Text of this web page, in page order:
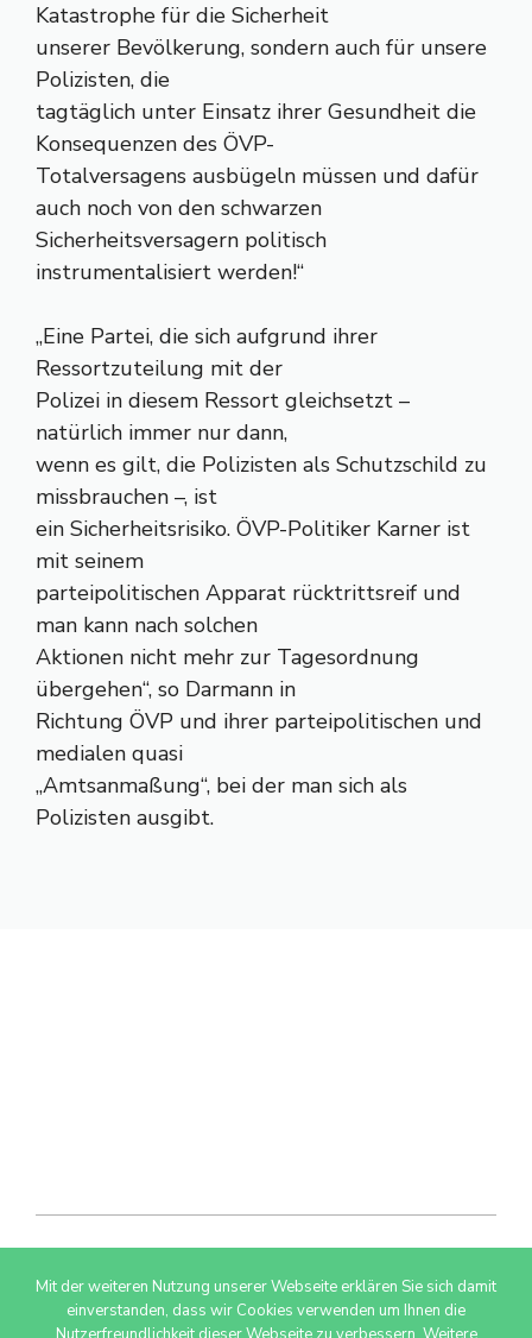
Katastrophe für die Sicherheit
unserer Bevölkerung, sondern auch für unsere
Polizisten, die
tagtäglich unter Einsatz ihrer Gesundheit die
Konsequenzen des ÖVP-
Totalversagens ausbügeln müssen und dafür
auch noch von den schwarzen
Sicherheitsversagern politisch
instrumentalisiert werden!“
„Eine Partei, die sich aufgrund ihrer
Ressortzuteilung mit der
Polizei in diesem Ressort gleichsetzt –
natürlich immer nur dann,
wenn es gilt, die Polizisten als Schutzschild zu
missbrauchen –, ist
ein Sicherheitsrisiko. ÖVP-Politiker Karner ist
mit seinem
parteipolitischen Apparat rücktrittsreif und
man kann nach solchen
Aktionen nicht mehr zur Tagesordnung
übergehen“, so Darmann in
Richtung ÖVP und ihrer parteipolitischen und
medialen quasi
„Amtsanmaßung“, bei der man sich als
Polizisten ausgibt.
© 2026 AdSimple GmbH
Mit der weiteren Nutzung unserer Webseite erklären Sie sich damit
einverstanden, dass wir Cookies verwenden um Ihnen die